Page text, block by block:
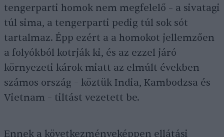
tengerparti homok nem megfelelő – a sivatagi
túl sima, a tengerparti pedig túl sok sót
tartalmaz. Épp ezért a a homokot jellemzően
a folyókból kotrják ki, és az ezzel járó
környezeti károk miatt az elmúlt években
számos ország – köztük India, Kambodzsa és
Vietnam – tiltást vezetett be.
Ennek a következményeképpen ellátási